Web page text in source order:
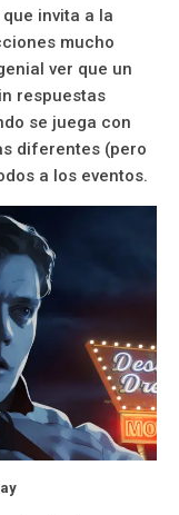
invita a la
mucho
ver que un
respuestas
se juega con
diferentes (pero
a los eventos.